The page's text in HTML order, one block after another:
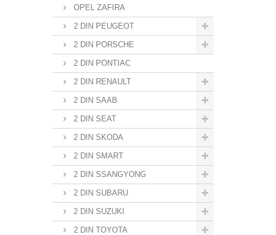
OPEL ZAFIRA
2 DIN PEUGEOT
2 DIN PORSCHE
2 DIN PONTIAC
2 DIN RENAULT
2 DIN SAAB
2 DIN SEAT
2 DIN SKODA
2 DIN SMART
2 DIN SSANGYONG
2 DIN SUBARU
2 DIN SUZUKI
2 DIN TOYOTA